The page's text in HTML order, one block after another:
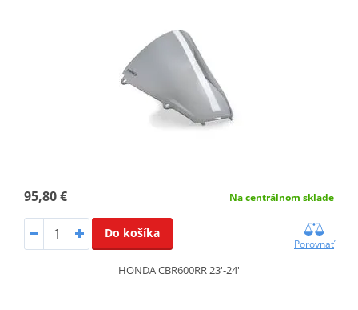
95,80 € Na centrálnom sklade
Do košíka
Porovnať
HONDA CBR600RR 23'-24'